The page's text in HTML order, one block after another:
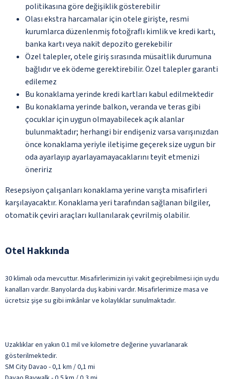
politikasına göre değişiklik gösterebilir
Olası ekstra harcamalar için otele girişte, resmi
kurumlarca düzenlenmiş fotoğraflı kimlik ve kredi kartı,
banka kartı veya nakit depozito gerekebilir
Özel talepler, otele giriş sırasında müsaitlik durumuna
bağlıdır ve ek ödeme gerektirebilir. Özel talepler garanti
edilemez
Bu konaklama yerinde kredi kartları kabul edilmektedir
Bu konaklama yerinde balkon, veranda ve teras gibi
çocuklar için uygun olmayabilecek açık alanlar
bulunmaktadır; herhangi bir endişeniz varsa varışınızdan
önce konaklama yeriyle iletişime geçerek size uygun bir
oda ayarlayıp ayarlayamayacaklarını teyit etmenizi
öneririz
Resepsiyon çalışanları konaklama yerine varışta misafirleri
karşılayacaktır. Konaklama yeri tarafından sağlanan bilgiler,
otomatik çeviri araçları kullanılarak çevrilmiş olabilir.
Otel Hakkında
30 klimalı oda mevcuttur. Misafirlerimizin iyi vakit geçirebilmesi için uydu
kanalları vardır. Banyolarda duş kabini vardır. Misafirlerimize masa ve
ücretsiz şişe su gibi imkânlar ve kolaylıklar sunulmaktadır.
Uzaklıklar en yakın 0.1 mil ve kilometre değerine yuvarlanarak
gösterilmektedir.
SM City Davao - 0,1 km / 0,1 mi